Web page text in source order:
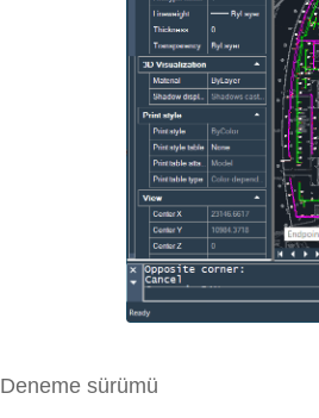
Deneme sürümü